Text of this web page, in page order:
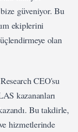
güveniyor. Bu
ekiplerini
olan
CEO'su
kazananları
Bu takdirle,
hizmetlerinde